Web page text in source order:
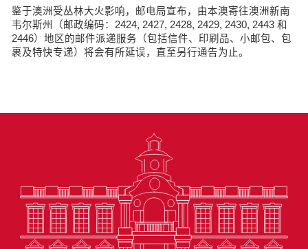
鉴于澳洲受丛林大火影响，邮电局宣布，由本澳寄往澳洲新南
韦尔斯州（邮政编码：2424, 2427, 2428, 2429, 2430, 2443 和
2446）地区的邮件派递服务（包括信件、印刷品、小邮包、包
裹及特快专递）将会有所延误，直至另行通告为止。